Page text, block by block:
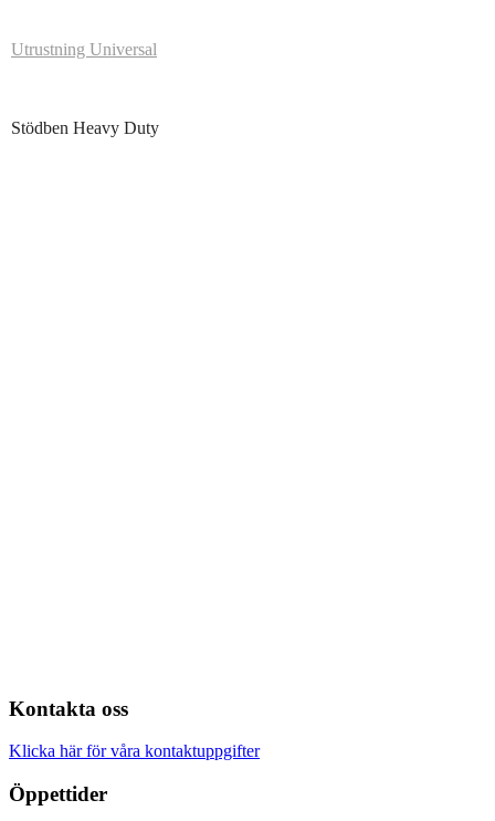
Utrustning Universal
Stödben Heavy Duty
Kontakta oss
Klicka här för våra kontaktuppgifter
Öppettider